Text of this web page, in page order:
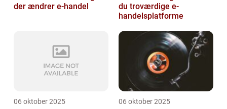
der ændrer e-handel
du troværdige e-
handelsplatforme
06 oktober 2025 06 oktober 2025